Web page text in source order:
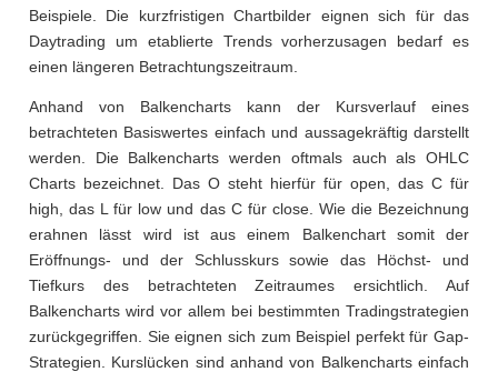
Beispiele. Die kurzfristigen Chartbilder eignen sich für das
Daytrading um etablierte Trends vorherzusagen bedarf es
einen längeren Betrachtungszeitraum.
Anhand von Balkencharts kann der Kursverlauf eines
betrachteten Basiswertes einfach und aussagekräftig darstellt
werden. Die Balkencharts werden oftmals auch als OHLC
Charts bezeichnet. Das O steht hierfür für open, das C für
high, das L für low und das C für close. Wie die Bezeichnung
erahnen lässt wird ist aus einem Balkenchart somit der
Eröffnungs- und der Schlusskurs sowie das Höchst- und
Tiefkurs des betrachteten Zeitraumes ersichtlich. Auf
Balkencharts wird vor allem bei bestimmten Tradingstrategien
zurückgegriffen. Sie eignen sich zum Beispiel perfekt für Gap-
Strategien. Kurslücken sind anhand von Balkencharts einfach